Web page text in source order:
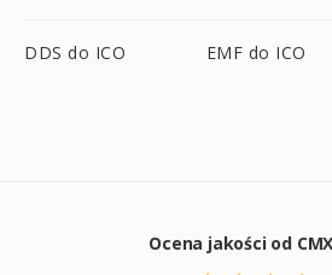
DDS do ICO EMF do ICO
Ocena jakości od